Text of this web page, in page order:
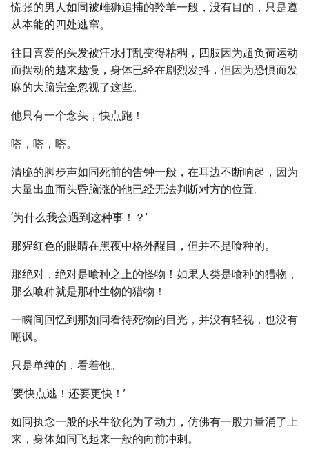
慌张的男人如同被雌狮追捕的羚羊一般，没有目的，只是遵
从本能的四处逃窜。
往日喜爱的头发被汗水打乱变得粘稠，四肢因为超负荷运动
而摆动的越来越慢，身体已经在剧烈发抖，但因为恐惧而发
麻的大脑完全忽视了这些。
他只有一个念头，快点跑！
嗒，嗒，嗒。
清脆的脚步声如同死前的告钟一般，在耳边不断响起，因为
大量出血而头昏脑涨的他已经无法判断对方的位置。
‘为什么我会遇到这种事！？’
那猩红色的眼睛在黑夜中格外醒目，但并不是喰种的。
那绝对，绝对是喰种之上的怪物！如果人类是喰种的猎物，
那么喰种就是那种生物的猎物！
一瞬间回忆到那如同看待死物的目光，并没有轻视，也没有
嘲讽。
只是单纯的，看着他。
‘要快点逃！还要更快！’
如同执念一般的求生欲化为了动力，仿佛有一股力量涌了上
来，身体如同飞起来一般的向前冲刺。